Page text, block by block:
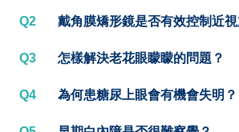
Q2 戴角膜矯形鏡是否有效控制近視
Q3 怎樣解決老花眼矇矇的問題？
Q4 為何患糖尿上眼會有機會失明？